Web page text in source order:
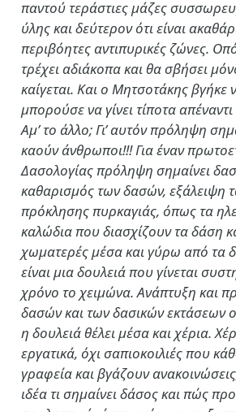
παντού τεράστιες μάζες
ύλης και δεύτερον ότι είναι
περιβόητες αντιπυρικές ζώνες.
τρέχει αδιάκοπα και θα σβήσει
καίγεται. Και ο Μητσοτάκης βγήκε
μπορούσε να γίνει τίποτα
Αμ’ το άλλο; Γι’ αυτόν πρόληψη
καούν άνθρωποι!!! Για έναν
Δασολογίας πρόληψη σημαίνει
καθαρισμός των δασών, εξάλειψη
πρόκλησης πυρκαγιάς, όπως τα
καλώδια που διασχίζουν τα δάση
χωματερές μέσα και γύρω από τα
είναι μια δουλειά που γίνεται
χρόνο το χειμώνα. Ανάπτυξη και
δασών και των δασικών εκτάσεων
η δουλειά θέλει μέσα και χέρια.
εργατικά, όχι σαπιοκοιλιές που
γραφεία και βγάζουν
ιδέα τι σημαίνει δάσος και πώς